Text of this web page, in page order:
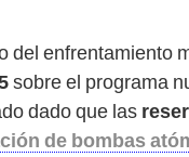
del enfrentamiento
sobre el programa
dado que las
de bombas